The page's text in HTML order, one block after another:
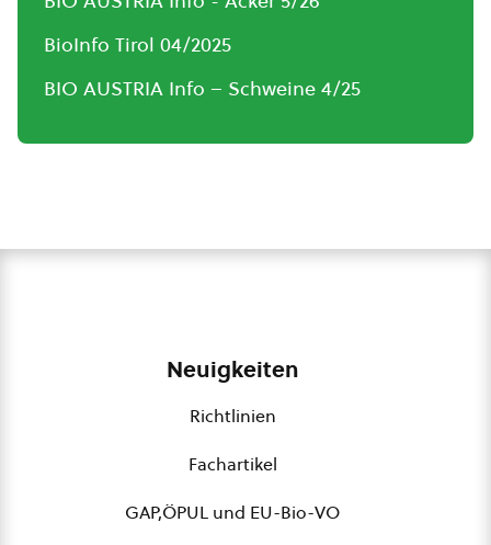
BioInfo Tirol 04/2025
BIO AUSTRIA Info – Schweine 4/25
Neuigkeiten
Richtlinien
Fachartikel
GAP,ÖPUL und EU-Bio-VO